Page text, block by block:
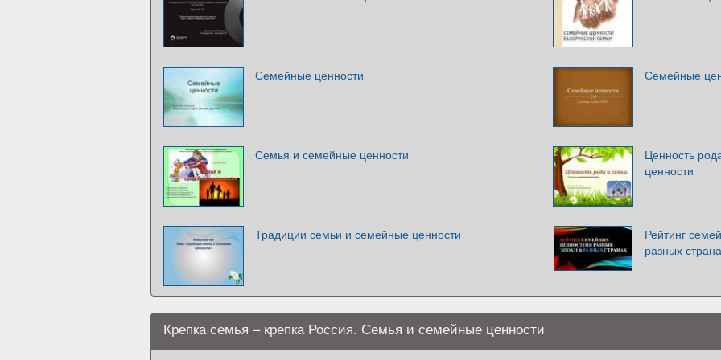
Семейные ценности Семейные
Семья и семейные ценности
Ценность
ценности
Традиции семьи и семейные ценности
Рейтинг
разных
Крепка семья – крепка Россия. Семья и семейные ценности